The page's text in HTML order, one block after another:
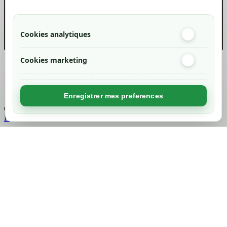
Cookies analytiques
Cookies marketing
Enregistrer mes preferences
info@green-tech-shop.com
Created byNageoconcept
Chargement...
Retour en haut